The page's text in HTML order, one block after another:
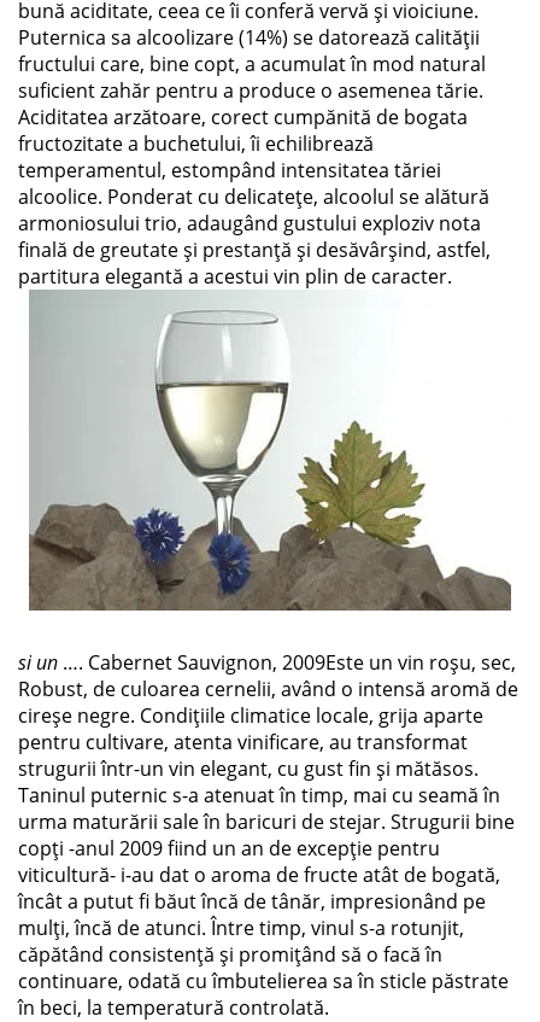
bună aciditate, ceea ce îi conferă vervă şi vioiciune.
Puternica sa alcoolizare (14%) se datorează calităţii
fructului care, bine copt, a acumulat în mod natural
suficient zahăr pentru a produce o asemenea tărie.
Aciditatea arzătoare, corect cumpănită de bogata
fructozitate a buchetului, îi echilibrează
temperamentul, estompând intensitatea tăriei
alcoolice. Ponderat cu delicateţe, alcoolul se alătură
armoniosului trio, adaugând gustului exploziv nota
finală de greutate şi prestanţă şi desăvârşind, astfel,
partitura elegantă a acestui vin plin de caracter.
si un …. Cabernet Sauvignon, 2009Este un vin roşu, sec,
Robust, de culoarea cernelii, având o intensă aromă de
cireşe negre. Condiţiile climatice locale, grija aparte
pentru cultivare, atenta vinificare, au transformat
strugurii într-un vin elegant, cu gust fin şi mătăsos.
Taninul puternic s-a atenuat în timp, mai cu seamă în
urma maturării sale în baricuri de stejar. Strugurii bine
copţi -anul 2009 fiind un an de excepţie pentru
viticultură- i-au dat o aroma de fructe atât de bogată,
încât a putut fi băut încă de tânăr, impresionând pe
mulţi, încă de atunci. Între timp, vinul s-a rotunjit,
căpătând consistenţă şi promiţând să o facă în
continuare, odată cu îmbutelierea sa în sticle păstrate
în beci, la temperatură controlată.